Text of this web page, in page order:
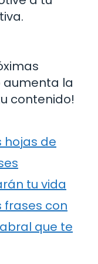
aumenta la
contenido!
hojas de
tu vida
frases con
que te